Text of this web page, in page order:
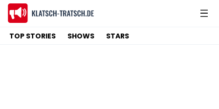
TOP STORIES SHOWS STARS